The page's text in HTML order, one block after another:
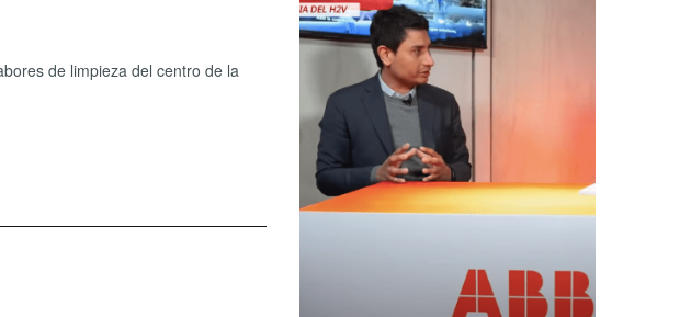
de limpieza del centro de la